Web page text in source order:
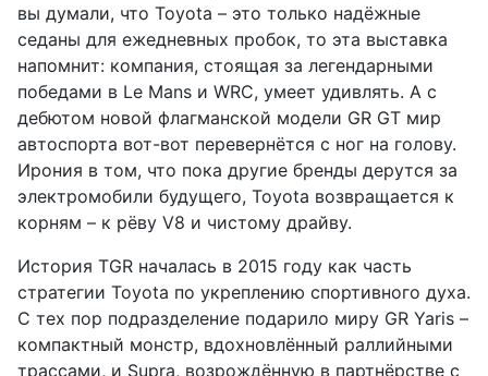
вы думали, что Toyota – это только надёжные
седаны для ежедневных пробок, то эта выставка
напомнит: компания, стоящая за легендарными
победами в Le Mans и WRC, умеет удивлять. А с
дебютом новой флагманской модели GR GT мир
автоспорта вот-вот перевернётся с ног на голову.
Ирония в том, что пока другие бренды дерутся за
электромобили будущего, Toyota возвращается к
корням – к рёву V8 и чистому драйву.
История TGR началась в 2015 году как часть
стратегии Toyota по укреплению спортивного духа.
С тех пор подразделение подарило миру GR Yaris –
компактный монстр, вдохновлённый раллийными
трассами, и Supra, возрождённую в партнёрстве с